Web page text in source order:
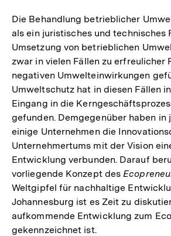
Die Behandlung betrieblicher
als ein juristisches und technisches
Umsetzung von betrieblichen
zwar in vielen Fällen zu erfreulicher
negativen Umwelteinwirkungen
Umweltschutz hat in diesen Fällen
Eingang in die
gefunden. Demgegenüber haben in
einige Unternehmen die
Unternehmertums mit der Vision
Entwicklung verbunden. Darauf
vorliegende Konzept des
Weltgipfel für nachhaltige
Johannesburg ist es Zeit zu
aufkommende Entwicklung zum
gekennzeichnet ist.